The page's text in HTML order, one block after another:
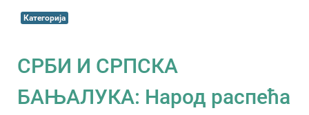
Категорија
СРБИ И СРПСКА
БАЊАЛУКА: Народ распећа